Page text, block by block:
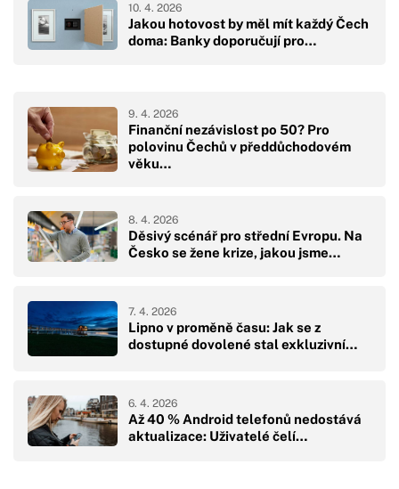
Jakou hotovost by měl mít každý Čech
doma: Banky doporučují pro…
10. 4. 2026
Finanční nezávislost po 50? Pro
polovinu Čechů v předdůchodovém
věku…
9. 4. 2026
Děsivý scénář pro střední Evropu. Na
Česko se žene krize, jakou jsme…
8. 4. 2026
Lipno v proměně času: Jak se z
dostupné dovolené stal exkluzivní…
7. 4. 2026
Až 40 % Android telefonů nedostává
aktualizace: Uživatelé čelí…
6. 4. 2026